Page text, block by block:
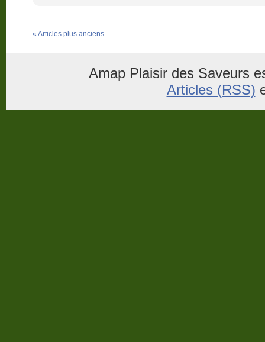
« Articles plus anciens
Amap Plaisir des Saveurs
Articles (RSS)